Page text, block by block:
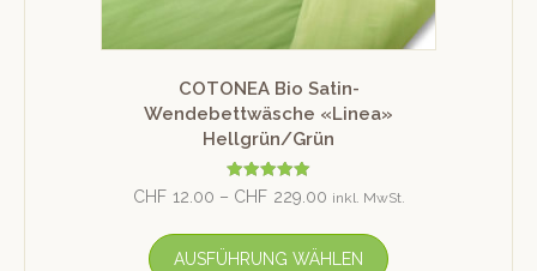
COTONEA Bio Satin-
Wendebettwäsche «Linea»
Hellgrün/Grün
Bewertet mit
5.00
CHF 12.00 – CHF 229.00 inkl. MwSt.
AUSFÜHRUNG WÄHLEN